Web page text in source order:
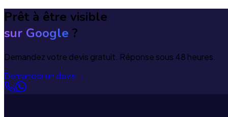
Prêt à être visible
sur Google ?
Demandez votre devis gratuit. Réponse sous 48 heures.
Demander un devis→